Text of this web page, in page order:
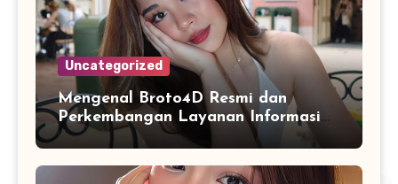
Uncategorized
Mengenal Broto4D Resmi dan
Perkembangan Layanan Informasi
Berbasis Teknologi Modern